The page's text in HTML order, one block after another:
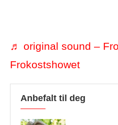
♬ original sound –
Frokostshowet
Anbefalt til deg